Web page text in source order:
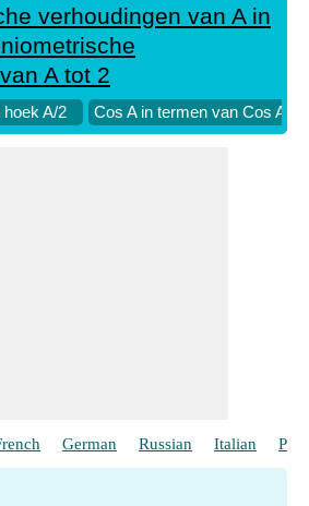
verhoudingen van A in
A tot 2
A/2 Cos A in termen van Cos A/2
German Russian Italian